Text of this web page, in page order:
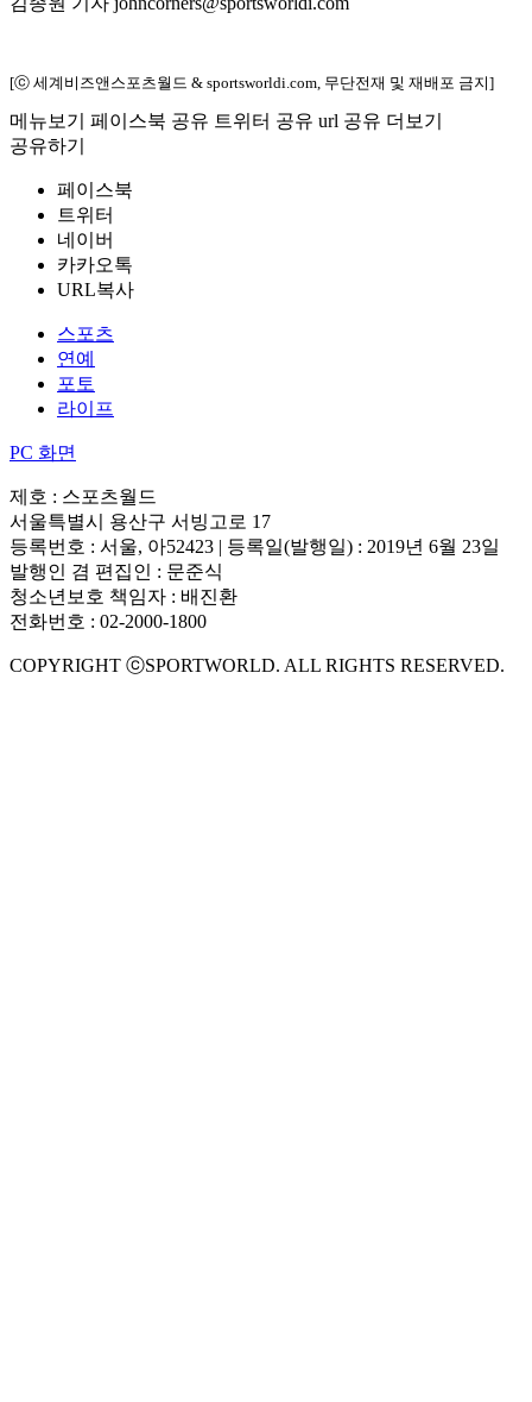
[ⓒ 세계비즈앤스포츠월드 & sportsworldi.com, 무단전재 및 재배포 금지]
메뉴보기 페이스북 공유 트위터 공유 url 공유 더보기
공유하기
페이스북
트위터
네이버
카카오톡
URL복사
스포츠
연예
포토
라이프
PC 화면
제호 : 스포츠월드
서울특별시 용산구 서빙고로 17
등록번호 : 서울, 아52423 | 등록일(발행일) : 2019년 6월 23일
발행인 겸 편집인 : 문준식
청소년보호 책임자 : 배진환
전화번호 : 02-2000-1800
COPYRIGHT ⓒSPORTWORLD. ALL RIGHTS RESERVED.